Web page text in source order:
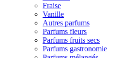
Fraise
Vanille
Autres parfums
Parfums fleurs
Parfums fruits secs
Parfums gastronomie